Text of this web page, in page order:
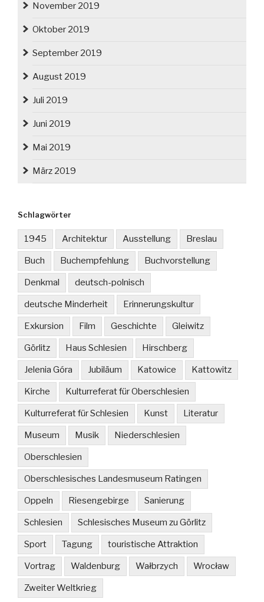
November 2019
Oktober 2019
September 2019
August 2019
Juli 2019
Juni 2019
Mai 2019
März 2019
Schlagwörter
1945 Architektur Ausstellung Breslau
Buch Buchempfehlung Buchvorstellung
Denkmal deutsch-polnisch
deutsche Minderheit Erinnerungskultur
Exkursion Film Geschichte Gleiwitz
Görlitz Haus Schlesien Hirschberg
Jelenia Góra Jubiläum Katowice Kattowitz
Kirche Kulturreferat für Oberschlesien
Kulturreferat für Schlesien Kunst Literatur
Museum Musik Niederschlesien
Oberschlesien
Oberschlesisches Landesmuseum Ratingen
Oppeln Riesengebirge Sanierung
Schlesien Schlesisches Museum zu Görlitz
Sport Tagung touristische Attraktion
Vortrag Waldenburg Wałbrzych Wrocław
Zweiter Weltkrieg